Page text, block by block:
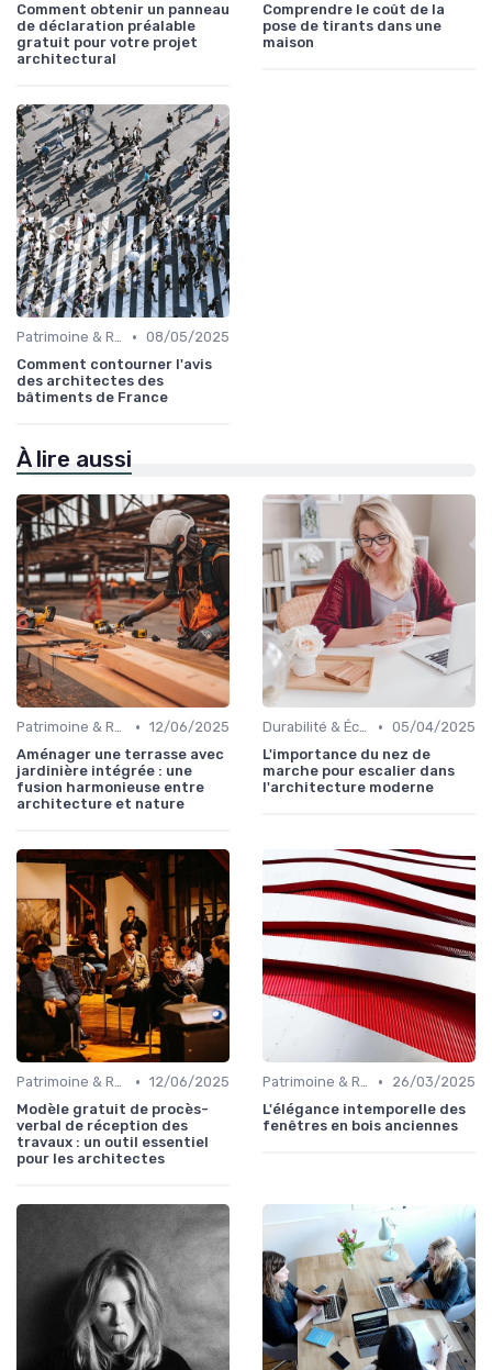
Comment obtenir un panneau
de déclaration préalable
gratuit pour votre projet
architectural
Comprendre le coût de la
pose de tirants dans une
maison
Patrimoine & Rénovation • 08/05/2025
Comment contourner l'avis
des architectes des
bâtiments de France
À lire aussi
Patrimoine & Rénovation • 12/06/2025
Aménager une terrasse avec
jardinière intégrée : une
fusion harmonieuse entre
architecture et nature
Durabilité & Écologie • 05/04/2025
L'importance du nez de
marche pour escalier dans
l'architecture moderne
Patrimoine & Rénovation • 12/06/2025
Modèle gratuit de procès-
verbal de réception des
travaux : un outil essentiel
pour les architectes
Patrimoine & Rénovation •
26/03/2025
L'élégance intemporelle des
fenêtres en bois anciennes